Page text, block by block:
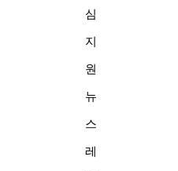
심
지
원
뉴
스
레